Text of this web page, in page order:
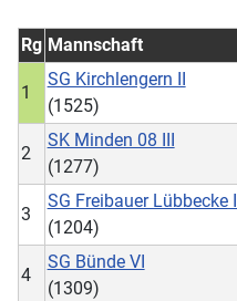
Rg Mannschaft
1
SG Kirchlengern II
(1525)
2
SK Minden 08 III
(1277)
3
SG Freibauer Lübbecke III
(1204)
4
SG Bünde VI
(1309)